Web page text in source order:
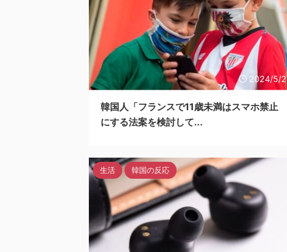
2024/5/2
韓国人「フランスで11歳未満はスマホ禁止
にする法案を検討して...
生活 韓国の反応